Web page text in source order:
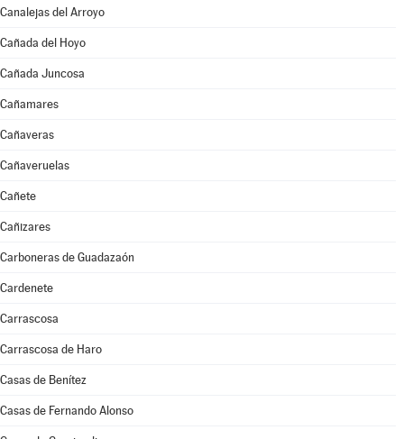
Canalejas del Arroyo
Cañada del Hoyo
Cañada Juncosa
Cañamares
Cañaveras
Cañaveruelas
Cañete
Cañizares
Carboneras de Guadazaón
Cardenete
Carrascosa
Carrascosa de Haro
Casas de Benítez
Casas de Fernando Alonso